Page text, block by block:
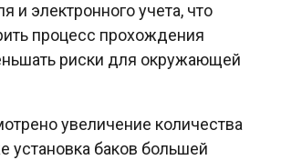
и электронного учета, что
процесс прохождения
риски для окружающей
увеличение количества
установка баков большей